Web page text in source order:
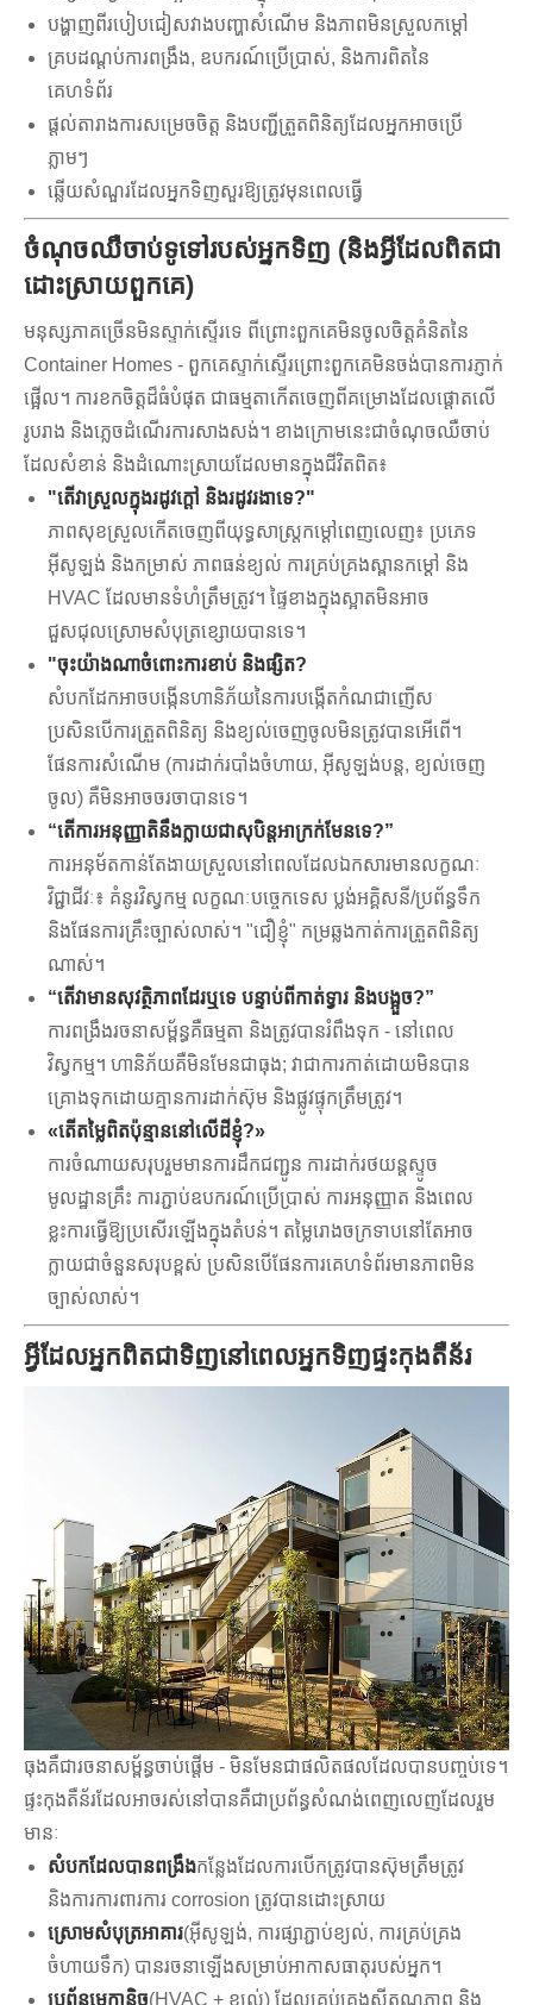
បង្ហាញពីរបៀបជៀសវាងបញ្ហាសំណើម និងភាពមិនស្រួលកម្ដៅ
គ្របដណ្តប់ការពង្រឹង, ឧបករណ៍ប្រើប្រាស់, និងការពិតនៃ
គេហទំព័រ
ផ្តល់តារាងការសម្រេចចិត្ត និងបញ្ជីត្រួតពិនិត្យដែលអ្នកអាចប្រើ
ភ្លាមៗ
ឆ្លើយសំណួរដែលអ្នកទិញសួរឱ្យត្រូវមុនពេលធ្វើ
ចំណុចឈឺចាប់ទូទៅរបស់អ្នកទិញ (និងអ្វីដែលពិតជា
ដោះស្រាយពួកគេ)
មនុស្សភាគច្រើនមិនស្ទាក់ស្ទើរទេ ពីព្រោះពួកគេមិនចូលចិត្តគំនិតនៃ
Container Homes - ពួកគេស្ទាក់ស្ទើរព្រោះពួកគេមិនចង់បានការភ្ញាក់
ផ្អើល។ ការខកចិត្តដ៏ធំបំផុត ជាធម្មតាកើតចេញពីគម្រោងដែលផ្តោតលើ
រូបរាង និងភ្លេចដំណើរការសាងសង់។ ខាងក្រោម​នេះ​ជា​ចំណុច​ឈឺចាប់​
ដែល​សំខាន់ និង​ដំណោះស្រាយ​ដែល​មាន​ក្នុង​ជីវិត​ពិត៖
"តើវាស្រួលក្នុងរដូវក្តៅ និងរដូវរងាទេ?"
ភាពសុខស្រួលកើតចេញពីយុទ្ធសាស្ត្រកម្ដៅពេញលេញ៖ ប្រភេទ
អ៊ីសូឡង់ និងកម្រាស់ ភាពធន់ខ្យល់ ការគ្រប់គ្រងស្ពានកម្ដៅ និង
HVAC ដែលមានទំហំត្រឹមត្រូវ។ ផ្ទៃខាងក្នុងស្អាតមិនអាច
ជួសជុលស្រោមសំបុត្រខ្សោយបានទេ។
"ចុះយ៉ាងណាចំពោះការខាប់ និងផ្សិត?
សំបកដែកអាចបង្កើនហានិភ័យនៃការបង្កើតកំណជាញើស
ប្រសិនបើការត្រួតពិនិត្យ និងខ្យល់ចេញចូលមិនត្រូវបានអើពើ។
ផែនការសំណើម (ការដាក់របាំងចំហាយ, អ៊ីសូឡង់បន្ត, ខ្យល់ចេញ
ចូល) គឺមិនអាចចរចាបានទេ។
“តើការអនុញ្ញាតិនឹងក្លាយជាសុបិន្តអាក្រក់មែនទេ?”
ការអនុម័តកាន់តែងាយស្រួលនៅពេលដែលឯកសារមានលក្ខណៈ
វិជ្ជាជីវៈ៖ គំនូរវិស្វកម្ម លក្ខណៈបច្ចេកទេស ប្លង់អគ្គិសនី/ប្រព័ន្ធទឹក
និងផែនការគ្រឹះច្បាស់លាស់។ "ជឿខ្ញុំ" កម្រឆ្លងកាត់ការត្រួតពិនិត្យ
ណាស់។
“តើវាមានសុវត្ថិភាពដែរឬទេ បន្ទាប់ពីកាត់ទ្វារ និងបង្អួច?”
ការពង្រឹងរចនាសម្ព័ន្ធគឺធម្មតា និងត្រូវបានរំពឹងទុក - នៅពេល
វិស្វកម្ម។ ហានិភ័យគឺមិនមែនជាធុង; វា​ជា​ការ​កាត់​ដោយ​មិន​បាន​
គ្រោងទុក​ដោយ​គ្មាន​ការ​ដាក់​ស៊ុម និង​ផ្លូវ​ផ្ទុក​ត្រឹមត្រូវ។
«​តើ​តម្លៃ​ពិត​ប៉ុន្មាន​នៅ​លើ​ដី​ខ្ញុំ​?»
ការចំណាយសរុបរួមមានការដឹកជញ្ជូន ការដាក់រថយន្តស្ទូច
មូលដ្ឋានគ្រឹះ ការភ្ជាប់ឧបករណ៍ប្រើប្រាស់ ការអនុញ្ញាត និងពេល
ខ្លះការធ្វើឱ្យប្រសើរឡើងក្នុងតំបន់។ តម្លៃរោងចក្រទាបនៅតែអាច
ក្លាយជាចំនួនសរុបខ្ពស់ ប្រសិនបើផែនការគេហទំព័រមានភាពមិន
ច្បាស់លាស់។
អ្វីដែលអ្នកពិតជាទិញនៅពេលអ្នកទិញផ្ទះកុងតឺន័រ
ធុងគឺជារចនាសម្ព័ន្ធចាប់ផ្តើម - មិនមែនជាផលិតផលដែលបានបញ្ចប់ទេ។
ផ្ទះកុងតឺន័រដែលអាចរស់នៅបានគឺជាប្រព័ន្ធសំណង់ពេញលេញដែលរួម
មានៈ
សំបកដែលបានពង្រឹងកន្លែងដែលការបើកត្រូវបានស៊ុមត្រឹមត្រូវ
និងការការពារការ corrosion ត្រូវបានដោះស្រាយ
ស្រោមសំបុត្រអាគារ(អ៊ីសូឡង់, ការផ្សាភ្ជាប់ខ្យល់, ការគ្រប់គ្រង
ចំហាយទឹក) បានរចនាឡើងសម្រាប់អាកាសធាតុរបស់អ្នក។
ប្រព័ន្ធមេកានិច(HVAC + ខ្យល់) ដែលគ្រប់គ្រងសីតុណ្ហភាព និង